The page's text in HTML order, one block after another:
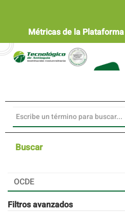
Contenido
principal
Barra
lateral
Métricas de la Plataforma
Buscar
Buscar
artículos
por
Filtros avanzados